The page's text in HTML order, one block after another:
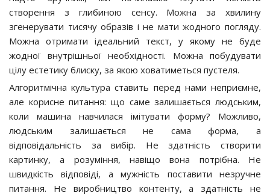
створення з глибиною сенсу. Можна за хвилину
згенерувати тисячу образів і не мати жодного погляду.
Можна отримати ідеальний текст, у якому не буде
жодної внутрішньої необхідності. Можна побудувати
цілу естетику блиску, за якою ховатиметься пустеля.
Алгоритмічна культура ставить перед нами неприємне,
але корисне питання: що саме залишається людським,
коли машина навчилася імітувати форму? Можливо,
людським залишається не сама форма, а
відповідальність за вибір. Не здатність створити
картинку, а розуміння, навіщо вона потрібна. Не
швидкість відповіді, а мужність поставити незручне
питання. Не виробництво контенту, а здатність не